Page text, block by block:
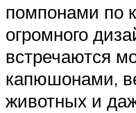
помпонами по
огромного
встречаются
капюшонами,
животных и